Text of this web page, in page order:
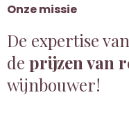
Onze missie
De expertise
de prijzen van
wijnbouwer!